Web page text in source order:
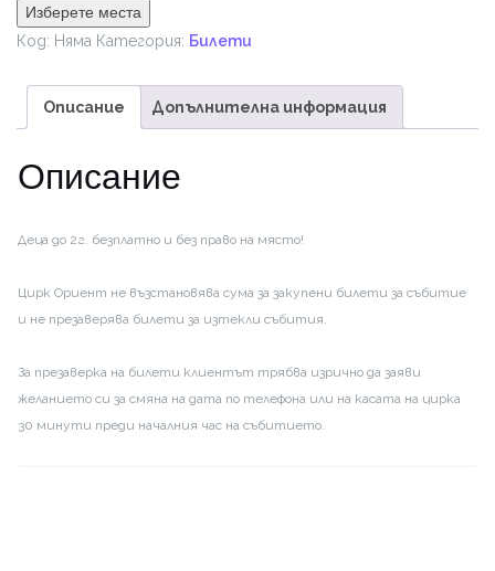
16,00 €
through
Изберете места
Код: Няма Категория: Билети
Описание Допълнителна информация
Описание
Деца до 2г. безплатно и без право на място!
Цирк Ориент не възстановява сума за закупени билети за събитие
и не презаверява билети за изтекли събития.
За презаверка на билети клиентът трябва изрично да заяви
желанието си за смяна на дата по телефона или на касата на цирка
30 минути преди началния час на събитието.